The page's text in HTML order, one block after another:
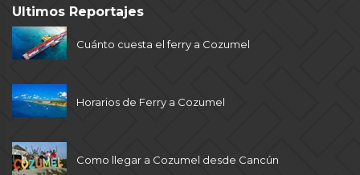
Ultimos Reportajes
Cuánto cuesta el ferry a Cozumel
Horarios de Ferry a Cozumel
Como llegar a Cozumel desde Cancún